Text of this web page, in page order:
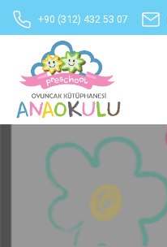
+90 (312) 432 53 07